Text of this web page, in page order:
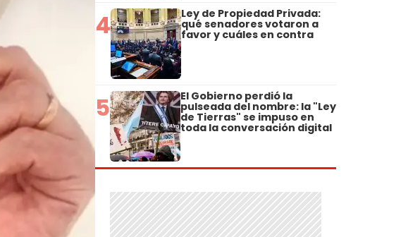
4 Ley de Propiedad Privada:
qué senadores votaron a
favor y cuáles en contra
5 El Gobierno perdió la
pulseada del nombre: la "Ley
de Tierras" se impuso en
toda la conversación digital